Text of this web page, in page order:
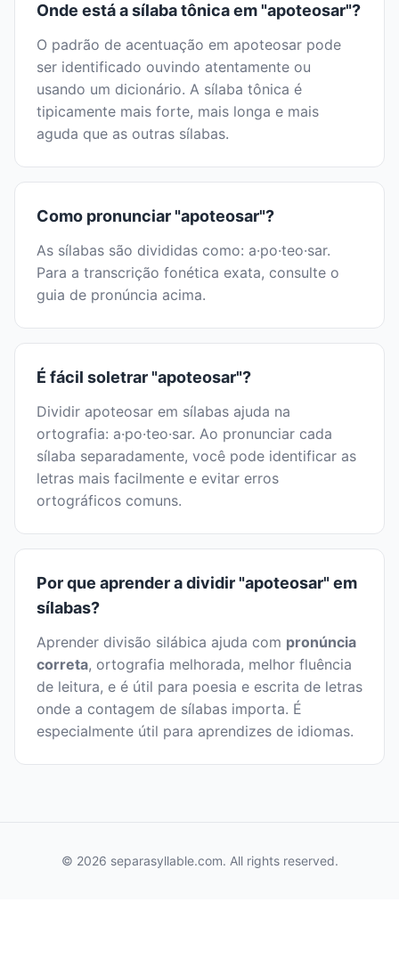
Onde está a sílaba tônica em "apoteosar"?
O padrão de acentuação em apoteosar pode
ser identificado ouvindo atentamente ou
usando um dicionário. A sílaba tônica é
tipicamente mais forte, mais longa e mais
aguda que as outras sílabas.
Como pronunciar "apoteosar"?
As sílabas são divididas como: a·po·teo·sar.
Para a transcrição fonética exata, consulte o
guia de pronúncia acima.
É fácil soletrar "apoteosar"?
Dividir apoteosar em sílabas ajuda na
ortografia: a·po·teo·sar. Ao pronunciar cada
sílaba separadamente, você pode identificar as
letras mais facilmente e evitar erros
ortográficos comuns.
Por que aprender a dividir "apoteosar" em
sílabas?
Aprender divisão silábica ajuda com pronúncia
correta, ortografia melhorada, melhor fluência
de leitura, e é útil para poesia e escrita de letras
onde a contagem de sílabas importa. É
especialmente útil para aprendizes de idiomas.
© 2026 separasyllable.com. All rights reserved.